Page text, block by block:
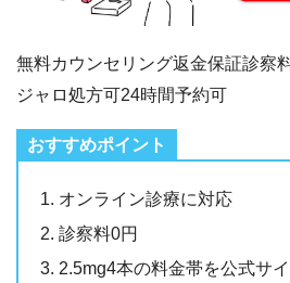
無料カウンセリング返金保証診察
ジャロ処方可24時間予約可
オンライン診療に対応
診察料0円
2.5mg4本の料金帯を公式サ